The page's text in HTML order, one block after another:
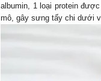
albumin, 1 loại protein
mô, gây sưng tấy chi dưới